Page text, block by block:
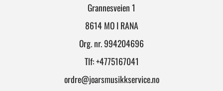
Grannesveien 1
8614 MO I RANA
Org. nr. 994204696
Tlf:+4775167041
ordre@joarsmusikkservice.no